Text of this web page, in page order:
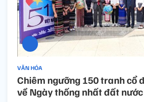
VĂN HÓA
Chiêm ngưỡng 150 tranh cổ
về Ngày thống nhất đất nước